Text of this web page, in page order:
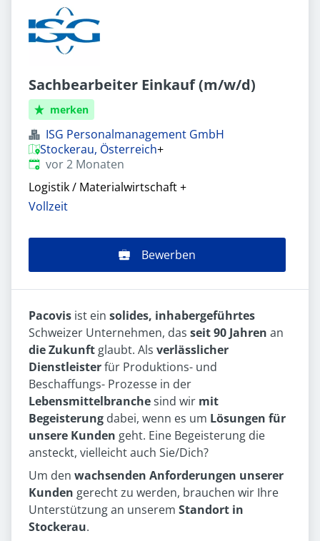
Sachbearbeiter Einkauf (m/w/d)
merken
ISG Personalmanagement GmbH
Stockerau, Österreich+
Veröffentlicht:
vor 2 Monaten
Logistik / Materialwirtschaft+
Vollzeit
Bewerben
Pacovis ist ein solides, inhabergeführtes
Schweizer Unternehmen, das seit 90 Jahren an
die Zukunft glaubt. Als verlässlicher
Dienstleisterfür Produktions- und
Beschaffungs- Prozesse in der
Lebensmittelbranchesind wir mit
Begeisterung dabei, wenn es um Lösungen für
unsere Kunden geht. Eine Begeisterung die
ansteckt, vielleicht auch Sie/Dich?
Um den wachsenden Anforderungen unserer
Kunden gerecht zu werden, brauchen wir Ihre
Unterstützung an unserem Standort in
Stockerau.